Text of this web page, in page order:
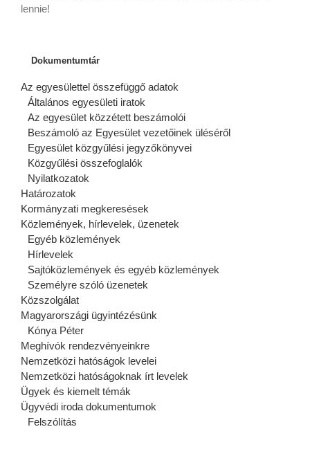
lennie!
Dokumentumtár
Az egyesülettel összefüggő adatok
Általános egyesületi iratok
Az egyesület közzétett beszámolói
Beszámoló az Egyesület vezetőinek üléséről
Egyesület közgyűlési jegyzőkönyvei
Közgyűlési összefoglalók
Nyilatkozatok
Határozatok
Kormányzati megkeresések
Közlemények, hírlevelek, üzenetek
Egyéb közlemények
Hírlevelek
Sajtóközlemények és egyéb közlemények
Személyre szóló üzenetek
Közszolgálat
Magyarországi ügyintézésünk
Kónya Péter
Meghívók rendezvényeinkre
Nemzetközi hatóságok levelei
Nemzetközi hatóságoknak írt levelek
Ügyek és kiemelt témák
Ügyvédi iroda dokumentumok
Felszólítás